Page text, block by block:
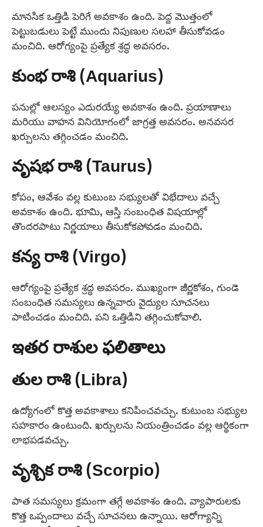
మానసిక ఒత్తిడి పెరిగే అవకాశం ఉంది. పెద్ద మొత్తంలో
పెట్టుబడులు పెట్టే ముందు నిపుణుల సలహా తీసుకోవడం
మంచిది. ఆరోగ్యంపై ప్రత్యేక శ్రద్ధ అవసరం.
కుంభ రాశి (Aquarius)
పనుల్లో ఆలస్యం ఎదురయ్యే అవకాశం ఉంది. ప్రయాణాలు
మరియు వాహన వినియోగంలో జాగ్రత్త అవసరం. అనవసర
ఖర్చులను తగ్గించడం మంచిది.
వృషభ రాశి (Taurus)
కోపం, ఆవేశం వల్ల కుటుంబ సభ్యులతో విభేదాలు వచ్చే
అవకాశం ఉంది. భూమి, ఆస్తి సంబంధిత విషయాల్లో
తొందరపాటు నిర్ణయాలు తీసుకోకపోవడం మంచిది.
కన్య రాశి (Virgo)
ఆరోగ్యంపై ప్రత్యేక శ్రద్ధ అవసరం. ముఖ్యంగా జీర్ణకోశం, గుండె
సంబంధిత సమస్యలు ఉన్నవారు వైద్యుల సూచనలు
పాటించడం మంచిది. పని ఒత్తిడిని తగ్గించుకోవాలి.
ఇతర రాశుల ఫలితాలు
తుల రాశి (Libra)
ఉద్యోగంలో కొత్త అవకాశాలు కనిపించవచ్చు. కుటుంబ సభ్యుల
సహకారం ఉంటుంది. ఖర్చులను నియంత్రించడం వల్ల ఆర్థికంగా
లాభపడవచ్చు.
వృశ్చిక రాశి (Scorpio)
పాత సమస్యలు క్రమంగా తగ్గే అవకాశం ఉంది. వ్యాపారులకు
కొత్త ఒప్పందాలు వచ్చే సూచనలు ఉన్నాయి. ఆరోగ్యాన్ని